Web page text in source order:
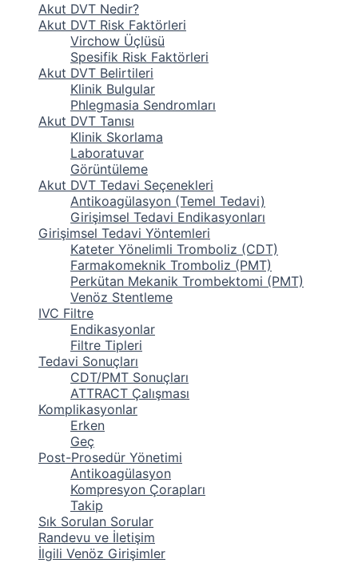
Akut DVT Nedir?
Akut DVT Risk Faktörleri
Virchow Üçlüsü
Spesifik Risk Faktörleri
Akut DVT Belirtileri
Klinik Bulgular
Phlegmasia Sendromları
Akut DVT Tanısı
Klinik Skorlama
Laboratuvar
Görüntüleme
Akut DVT Tedavi Seçenekleri
Antikoagülasyon (Temel Tedavi)
Girişimsel Tedavi Endikasyonları
Girişimsel Tedavi Yöntemleri
Kateter Yönelimli Tromboliz (CDT)
Farmakomeknik Tromboliz (PMT)
Perkütan Mekanik Trombektomi (PMT)
Venöz Stentleme
IVC Filtre
Endikasyonlar
Filtre Tipleri
Tedavi Sonuçları
CDT/PMT Sonuçları
ATTRACT Çalışması
Komplikasyonlar
Erken
Geç
Post-Prosedür Yönetimi
Antikoagülasyon
Kompresyon Çorapları
Takip
Sık Sorulan Sorular
Randevu ve İletişim
İlgili Venöz Girişimler